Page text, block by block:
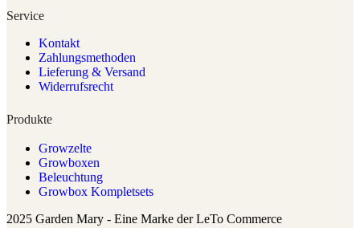
Service
Kontakt
Zahlungsmethoden
Lieferung & Versand
Widerrufsrecht
Produkte
Growzelte
Growboxen
Beleuchtung
Growbox Kompletsets
2025 Garden Mary - Eine Marke der LeTo Commerce